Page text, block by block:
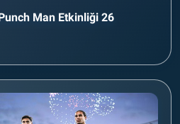
Man Etkinliği 26